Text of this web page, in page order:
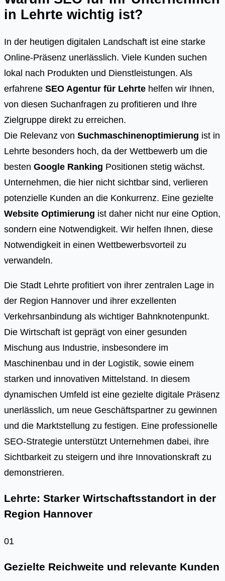
in Lehrte wichtig ist?
In der heutigen digitalen Landschaft ist eine starke
Online-Präsenz unerlässlich. Viele Kunden suchen
lokal nach Produkten und Dienstleistungen. Als
erfahrene SEO Agentur für Lehrte helfen wir Ihnen,
von diesen Suchanfragen zu profitieren und Ihre
Zielgruppe direkt zu erreichen.
Die Relevanz von Suchmaschinenoptimierung ist in
Lehrte besonders hoch, da der Wettbewerb um die
besten Google Ranking Positionen stetig wächst.
Unternehmen, die hier nicht sichtbar sind, verlieren
potenzielle Kunden an die Konkurrenz. Eine gezielte
Website Optimierung ist daher nicht nur eine Option,
sondern eine Notwendigkeit. Wir helfen Ihnen, diese
Notwendigkeit in einen Wettbewerbsvorteil zu
verwandeln.
Die Stadt Lehrte profitiert von ihrer zentralen Lage in
der Region Hannover und ihrer exzellenten
Verkehrsanbindung als wichtiger Bahnknotenpunkt.
Die Wirtschaft ist geprägt von einer gesunden
Mischung aus Industrie, insbesondere im
Maschinenbau und in der Logistik, sowie einem
starken und innovativen Mittelstand. In diesem
dynamischen Umfeld ist eine gezielte digitale Präsenz
unerlässlich, um neue Geschäftspartner zu gewinnen
und die Marktstellung zu festigen. Eine professionelle
SEO-Strategie unterstützt Unternehmen dabei, ihre
Sichtbarkeit zu steigern und ihre Innovationskraft zu
demonstrieren.
Lehrte: Starker Wirtschaftsstandort in der
Region Hannover
01
Gezielte Reichweite und relevante Kunden